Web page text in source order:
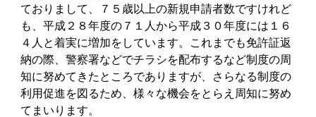
ておりまして、７５歳以上の新規申請者数ですけれど
も、平成２８年度の７１人から平成３０年度には１６
４人と着実に増加をしています。これまでも免許証返
納の際、警察署などでチラシを配布するなど制度の周
知に努めてきたところでありますが、さらなる制度の
利用促進を図るため、様々な機会をとらえ周知に努め
てまいります。